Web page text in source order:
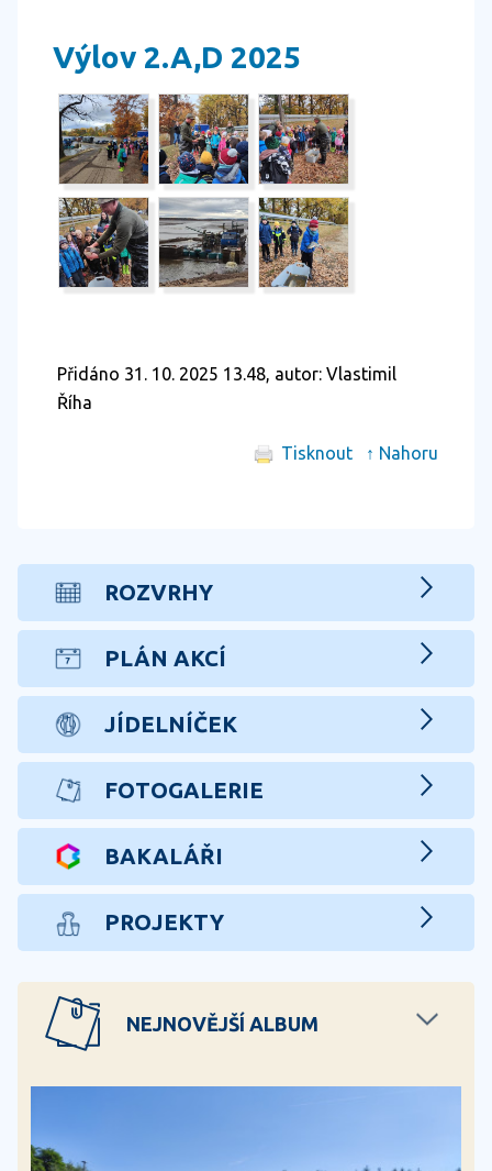
Výlov 2.A,D 2025
Přidáno 31. 10. 2025 13.48, autor: Vlastimil
Říha
Tisknout ↑ Nahoru
ROZVRHY
PLÁN AKCÍ
JÍDELNÍČEK
FOTOGALERIE
BAKALÁŘI
PROJEKTY
NEJNOVĚJŠÍ ALBUM